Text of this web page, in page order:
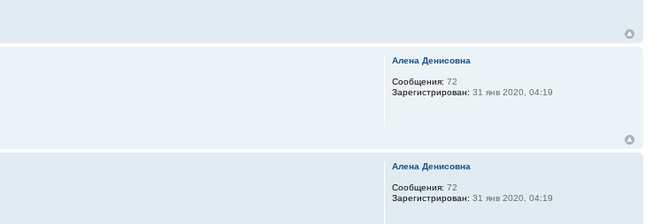
Алена Денисовна
Сообщения: 72
Зарегистрирован: 31 янв 2020, 04:19
Алена Денисовна
Сообщения: 72
Зарегистрирован: 31 янв 2020, 04:19